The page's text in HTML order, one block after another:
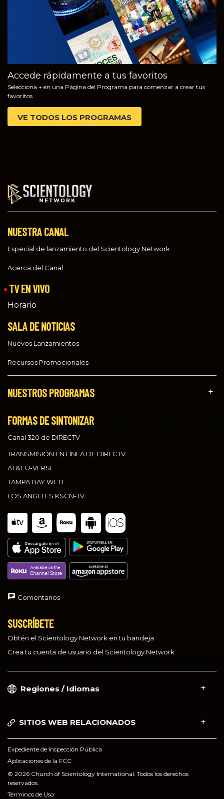
Accede rápidamente a tus favoritos
Selecciona + en una Página del Programa para comenzar a crear tus
favoritos
VE TODOS LOS PROGRAMAS
NUESTRA CANAL
Especial de lanzamiento del Scientology Network
Acerca del Canal
TV EN VIVO
Horario
SALA DE NOTICIAS
Nuevos Lanzamientos
Recursos Promocionales
NUESTROS PROGRAMAS
FORMAS DE SINTONIZAR
Canal 320 de DIRECTV
TRANSMISIÓN EN LÍNEA DE DIRECTV
AT&T U-VERSE
TAMPA BAY WFTT
LOS ANGELES KSCN-TV
Comentarios
SUSCRÍBETE
Obtén el Scientology Network en tu bandeja
Crea tu cuenta de usuario del Scientology Network
Regiones / Idiomas
SITIOS WEB RELACIONADOS
Expediente de Inspección Pública
Aplicaciones de la FCC
© 2026 Church of Scientology International. Todos los derechos
reservados.
Términos de Uso